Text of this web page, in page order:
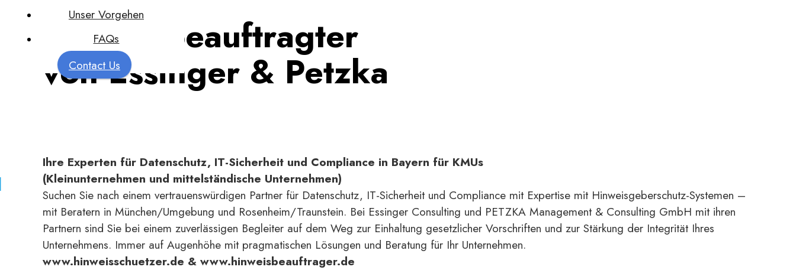
Unser Vorgehen
FAQs
Contact Us
Hinweisbeauftragter
von Essinger & Petzka
Ihre Experten für Datenschutz, IT-Sicherheit und Compliance in Bayern für KMUs
(Kleinunternehmen und mittelständische Unternehmen)
Suchen Sie nach einem vertrauenswürdigen Partner für Datenschutz, IT-Sicherheit und Compliance mit Expertise mit Hinweisgeberschutz-Systemen –
mit Beratern in München/Umgebung und Rosenheim/Traunstein. Bei Essinger Consulting und PETZKA Management & Consulting GmbH mit ihren
Partnern sind Sie bei einem zuverlässigen Begleiter auf dem Weg zur Einhaltung gesetzlicher Vorschriften und zur Stärkung der Integrität Ihres
Unternehmens. Immer auf Augenhöhe mit pragmatischen Lösungen und Beratung für Ihr Unternehmen.
www.hinweisschuetzer.de & www.hinweisbeauftrager.de